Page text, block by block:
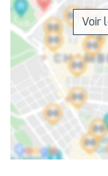
Voir